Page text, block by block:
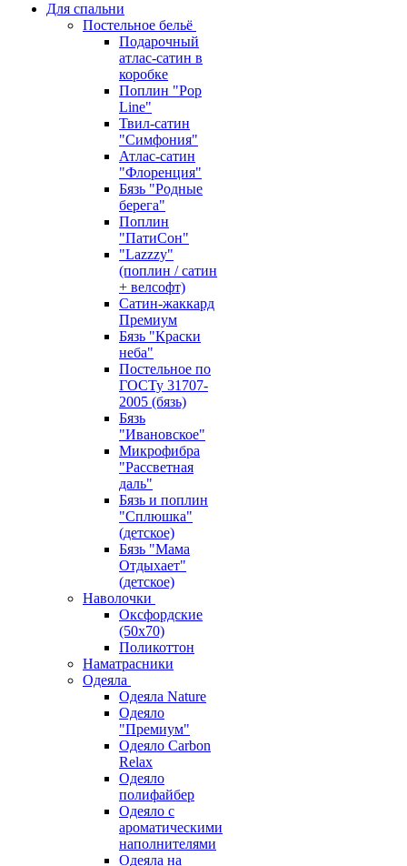
Для спальни
Постельное бельё
Подарочный
атлас-сатин в
коробке
Поплин "Pop
Line"
Твил-сатин
"Симфония"
Атлас-сатин
"Флоренция"
Бязь "Родные
берега"
Поплин
"ПатиСон"
"Lazzzy"
(поплин / сатин
+ велсофт)
Сатин-жаккард
Премиум
Бязь "Краски
неба"
Постельное по
ГОСТу 31707-
2005 (бязь)
Бязь
"Ивановское"
Микрофибра
"Рассветная
даль"
Бязь и поплин
"Сплюшка"
(детское)
Бязь "Мама
Отдыхает"
(детское)
Наволочки
Оксфордские
(50х70)
Поликоттон
Наматрасники
Одеяла
Одеяла Nature
Одеяло
"Премиум"
Одеяло Carbon
Relax
Одеяло
полифайбер
Одеяло с
ароматическими
наполнителями
Одеяла на